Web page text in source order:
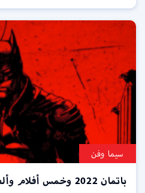
سيما وفن
باتمان 2022 وخمس